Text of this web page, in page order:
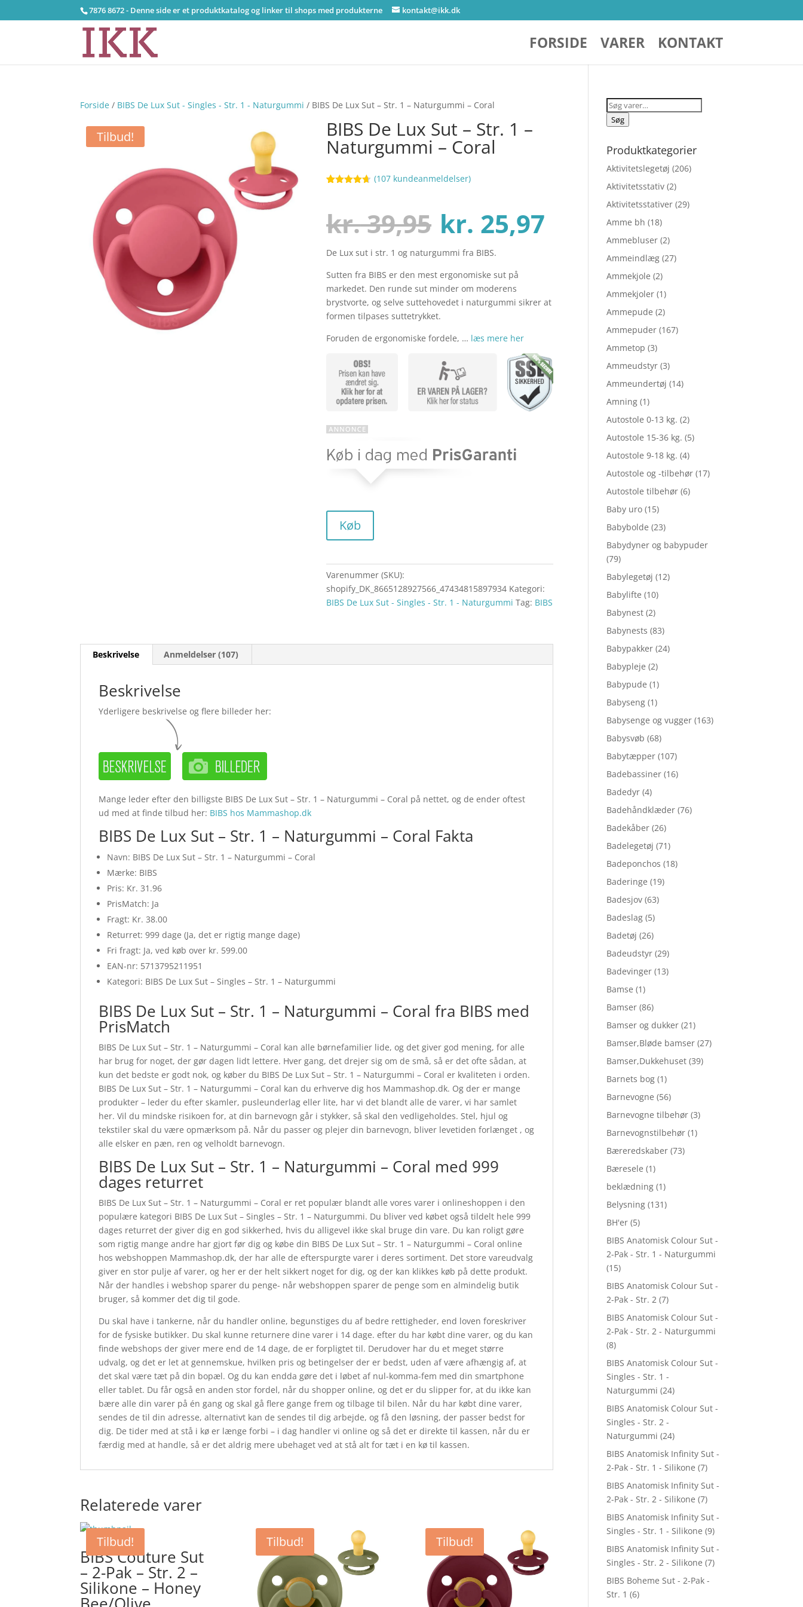
7876 8672 - Denne side er et produktkatalog og linker til shops med produkterne kontakt@ikk.dk
FORSIDE VARER KONTAKT
Forside / BIBS De Lux Sut - Singles - Str. 1 - Naturgummi / BIBS De Lux Sut – Str. 1 – Naturgummi – Coral
Tilbud! BIBS De Lux Sut – Str. 1 –
Naturgummi – Coral
baseret på
kundebedø
mmelser
(107kundeanmeldelser)
kr.39,95 Den
oprindelige
pris
var:
kr. 39,95.
kr. 25,97
aktuelle
pris
er:
kr. 25,97.
De Lux sut i str. 1 og naturgummi fra BIBS.
Sutten fra BIBS er den mest ergonomiske sut på
markedet. Den runde sut minder om moderens
brystvorte, og selve suttehovedet i naturgummi sikrer at
formen tilpases suttetrykket.
Foruden de ergonomiske fordele, … læs mere her
Køb
Varenummer (SKU):
shopify_DK_8665128927566_47434815897934 Kategori:
BIBS De Lux Sut - Singles - Str. 1 - Naturgummi Tag: BIBS
Beskrivelse Anmeldelser (107)
Beskrivelse
Yderligere beskrivelse og flere billeder her:
Mange leder efter den billigste BIBS De Lux Sut – Str. 1 – Naturgummi – Coral på nettet, og de ender oftest
ud med at finde tilbud her: BIBS hos Mammashop.dk
BIBS De Lux Sut – Str. 1 – Naturgummi – Coral Fakta
Navn: BIBS De Lux Sut – Str. 1 – Naturgummi – Coral
Mærke: BIBS
Pris: Kr. 31.96
PrisMatch: Ja
Fragt: Kr. 38.00
Returret: 999 dage (Ja, det er rigtig mange dage)
Fri fragt: Ja, ved køb over kr. 599.00
EAN-nr: 5713795211951
Kategori: BIBS De Lux Sut – Singles – Str. 1 – Naturgummi
BIBS De Lux Sut – Str. 1 – Naturgummi – Coral fra BIBS med
PrisMatch
BIBS De Lux Sut – Str. 1 – Naturgummi – Coral kan alle børnefamilier lide, og det giver god mening, for alle
har brug for noget, der gør dagen lidt lettere. Hver gang, det drejer sig om de små, så er det ofte sådan, at
kun det bedste er godt nok, og køber du BIBS De Lux Sut – Str. 1 – Naturgummi – Coral er kvaliteten i orden.
BIBS De Lux Sut – Str. 1 – Naturgummi – Coral kan du erhverve dig hos Mammashop.dk. Og der er mange
produkter – leder du efter skamler, pusleunderlag eller lite, har vi det blandt alle de varer, vi har samlet
her. Vil du mindske risikoen for, at din barnevogn går i stykker, så skal den vedligeholdes. Stel, hjul og
tekstiler skal du være opmærksom på. Når du passer og plejer din barnevogn, bliver levetiden forlænget , og
alle elsker en pæn, ren og velholdt barnevogn.
BIBS De Lux Sut – Str. 1 – Naturgummi – Coral med 999
dages returret
BIBS De Lux Sut – Str. 1 – Naturgummi – Coral er ret populær blandt alle vores varer i onlineshoppen i den
populære kategori BIBS De Lux Sut – Singles – Str. 1 – Naturgummi. Du bliver ved købet også tildelt hele 999
dages returret der giver dig en god sikkerhed, hvis du alligevel ikke skal bruge din vare. Du kan roligt gøre
som rigtig mange andre har gjort før dig og købe din BIBS De Lux Sut – Str. 1 – Naturgummi – Coral online
hos webshoppen Mammashop.dk, der har alle de efterspurgte varer i deres sortiment. Det store vareudvalg
giver en stor pulje af varer, og her er der helt sikkert noget for dig, og der kan klikkes køb på dette produkt.
Når der handles i webshop sparer du penge- når webshoppen sparer de penge som en almindelig butik
bruger, så kommer det dig til gode.
Du skal have i tankerne, når du handler online, begunstiges du af bedre rettigheder, end loven foreskriver
for de fysiske butikker. Du skal kunne returnere dine varer i 14 dage. efter du har købt dine varer, og du kan
finde webshops der giver mere end de 14 dage, de er forpligtet til. Derudover har du et meget større
udvalg, og det er let at gennemskue, hvilken pris og betingelser der er bedst, uden af være afhængig af, at
det skal være tæt på din bopæl. Og du kan endda gøre det i løbet af nul-komma-fem med din smartphone
eller tablet. Du får også en anden stor fordel, når du shopper online, og det er du slipper for, at du ikke kan
bære alle din varer på én gang og skal gå flere gange frem og tilbage til bilen. Når du har købt dine varer,
sendes de til din adresse, alternativt kan de sendes til dig arbejde, og få den løsning, der passer bedst for
dig. De tider med at stå i kø er længe forbi – i dag handler vi online og så det er direkte til kassen, når du er
færdig med at handle, så er det aldrig mere ubehaget ved at stå alt for tæt i en kø til kassen.
Relaterede varer
Tilbud!
BIBS Couture Sut
– 2-Pak – Str. 2 –
Silikone – Honey
Tilbud! Tilbud!
Søg
efter:
Søg
Produktkategorier
Aktivitetslegetøj (206)
Aktivitetsstativ (2)
Aktivitetsstativer (29)
Amme bh (18)
Ammebluser (2)
Ammeindlæg (27)
Ammekjole (2)
Ammekjoler (1)
Ammepude (2)
Ammepuder (167)
Ammetop (3)
Ammeudstyr (3)
Ammeundertøj (14)
Amning (1)
Autostole 0-13 kg. (2)
Autostole 15-36 kg. (5)
Autostole 9-18 kg. (4)
Autostole og -tilbehør (17)
Autostole tilbehør (6)
Baby uro (15)
Babybolde (23)
Babydyner og babypuder
(79)
Babylegetøj (12)
Babylifte (10)
Babynest (2)
Babynests (83)
Babypakker (24)
Babypleje (2)
Babypude (1)
Babyseng (1)
Babysenge og vugger (163)
Babysvøb (68)
Babytæpper (107)
Badebassiner (16)
Badedyr (4)
Badehåndklæder (76)
Badekåber (26)
Badelegetøj (71)
Badeponchos (18)
Baderinge (19)
Badesjov (63)
Badeslag (5)
Badetøj (26)
Badeudstyr (29)
Badevinger (13)
Bamse (1)
Bamser (86)
Bamser og dukker (21)
Bamser,Bløde bamser (27)
Bamser,Dukkehuset (39)
Barnets bog (1)
Barnevogne (56)
Barnevogne tilbehør (3)
Barnevognstilbehør (1)
Bæreredskaber (73)
Bæresele (1)
beklædning (1)
Belysning (131)
BH'er (5)
BIBS Anatomisk Colour Sut -
2-Pak - Str. 1 - Naturgummi
(15)
BIBS Anatomisk Colour Sut -
2-Pak - Str. 2 (7)
BIBS Anatomisk Colour Sut -
2-Pak - Str. 2 - Naturgummi
(8)
BIBS Anatomisk Colour Sut -
Singles - Str. 1 -
Naturgummi (24)
BIBS Anatomisk Colour Sut -
Singles - Str. 2 -
Naturgummi (24)
BIBS Anatomisk Infinity Sut -
2-Pak - Str. 1 - Silikone (7)
BIBS Anatomisk Infinity Sut -
2-Pak - Str. 2 - Silikone (7)
BIBS Anatomisk Infinity Sut -
Singles - Str. 1 - Silikone (9)
BIBS Anatomisk Infinity Sut -
Singles - Str. 2 - Silikone (7)
BIBS Boheme Sut - 2-Pak -
Str. 1 (6)